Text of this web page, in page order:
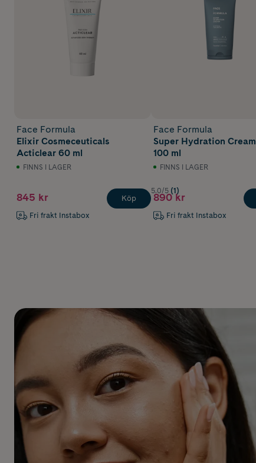
Face Formula
Elixir Cosmeceuticals
Acticlear 60 ml
FINNS I LAGER
845 kr
Fri frakt Instabox
Köp
Face Formula
Super Hydration Cream
100 ml
FINNS I LAGER
5.0/5 (1)
890 kr
Fri frakt Instabox